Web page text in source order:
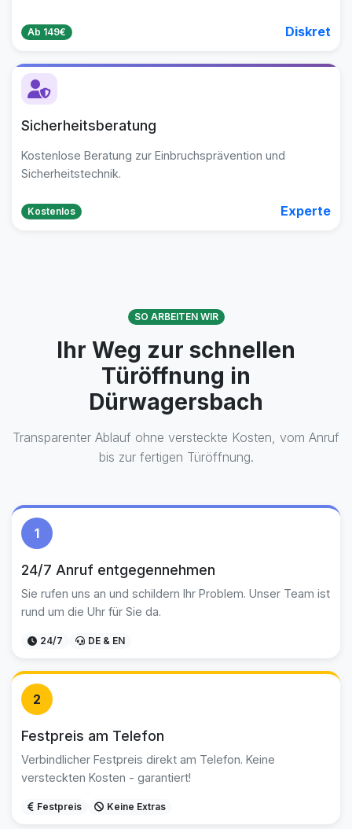
Ab 149€ Diskret
Sicherheitsberatung
Kostenlose Beratung zur Einbruchsprävention und
Sicherheitstechnik.
Kostenlos Experte
SO ARBEITEN WIR
Ihr Weg zur schnellen
Türöffnung in
Dürwagersbach
Transparenter Ablauf ohne versteckte Kosten, vom Anruf
bis zur fertigen Türöffnung.
1
24/7 Anruf entgegennehmen
Sie rufen uns an und schildern Ihr Problem. Unser Team ist
rund um die Uhr für Sie da.
24/7 DE & EN
2
Festpreis am Telefon
Verbindlicher Festpreis direkt am Telefon. Keine
versteckten Kosten - garantiert!
Festpreis Keine Extras